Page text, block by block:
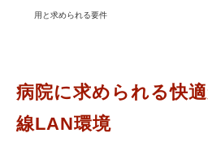
用と求められる要件
病院に求められる快
線LAN環境